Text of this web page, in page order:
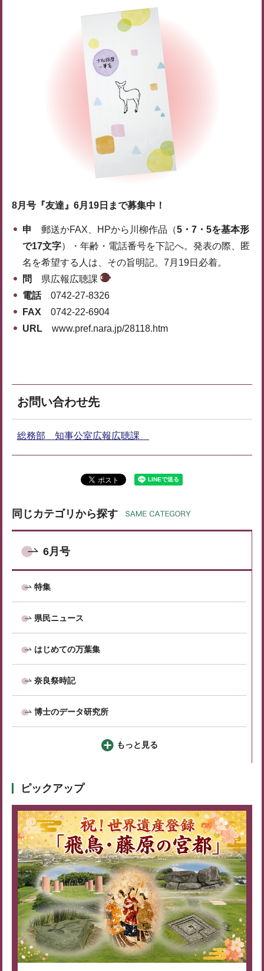
8月号『友達』6月19日まで募集中！
申 郵送かFAX、HPから川柳作品（5・7・5を基本形
で17文字）・年齢・電話番号を下記へ。発表の際、匿
名を希望する人は、その旨明記。7月19日必着。
問
県広報広聴課
電話0742-27-8326
FAX 0742-22-6904
URL www.pref.nara.jp/28118.htm
お問い合わせ先
総務部 知事公室広報広聴課
同じカテゴリから探す
6月号
特集
県民ニュース
はじめての万葉集
奈良祭時記
博士のデータ研究所
もっと見る
ピックアップ